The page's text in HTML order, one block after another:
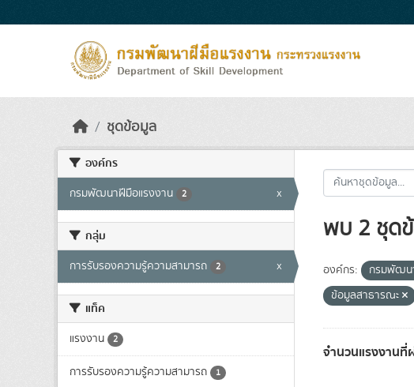
ชุดข้อมูล
องค์กร
กรมพัฒนาฝีมือแรงงาน 2 x
กลุ่ม
การรับรองความรู้ความสามารถ 2 x
แท็ค
แรงงาน 2
การรับรองความรู้ความสามารถ 1
พบ 2 ชุด
องค์กร: กรมพัฒน
ข้อมูลสาธารณะ
จำนวนแรงงานที่